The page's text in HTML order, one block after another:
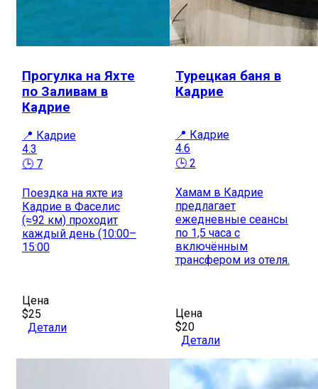
Прогулка на Яхте
по Заливам в
Кадрие
📍 Кадрие
4.3
🕒 7
Поездка на яхте из
Кадрие в Фаселис
(≈92 км) проходит
каждый день (10:00–
15:00
Цена
$25
Детали
Турецкая баня в
Кадрие
📍 Кадрие
4.6
🕒 2
Хамам в Кадрие
предлагает
ежедневные сеансы
по 1,5 часа с
включённым
трансфером из отеля.
Цена
$20
Детали